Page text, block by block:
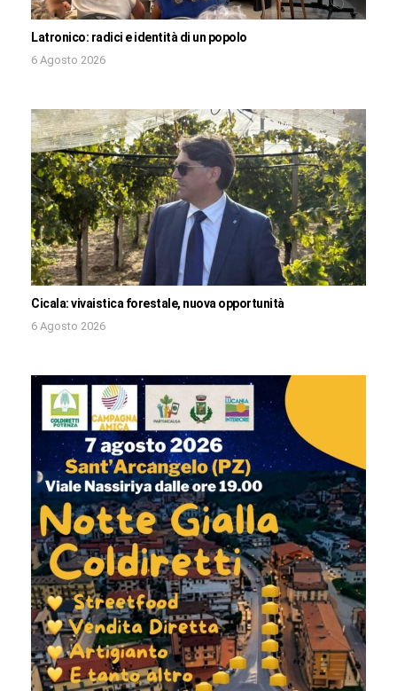
Latronico: radici e identità di un popolo
6 Agosto 2026
Cicala: vivaistica forestale, nuova opportunità
6 Agosto 2026